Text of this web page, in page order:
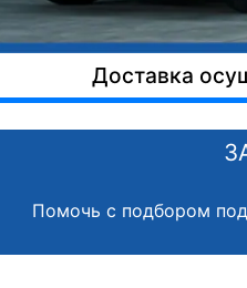
Доставка
Помочь с подбором